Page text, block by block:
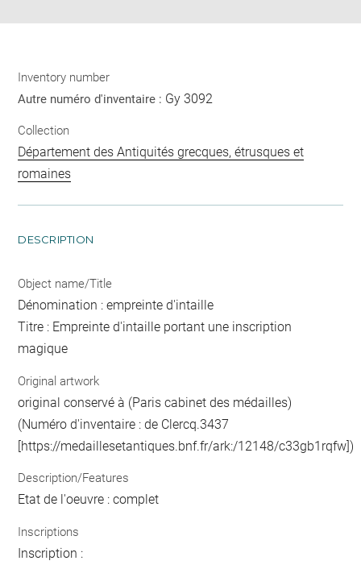
Inventory number
Autre numéro d'inventaire : Gy 3092
Collection
Département des Antiquités grecques, étrusques et
romaines
DESCRIPTION
Object name/Title
Dénomination : empreinte d'intaille
Titre : Empreinte d'intaille portant une inscription
magique
Original artwork
original conservé à (Paris cabinet des médailles)
(Numéro d'inventaire : de Clercq.3437
[https://medaillesetantiques.bnf.fr/ark:/12148/c33gb1rqfw])
Description/Features
Etat de l'oeuvre : complet
Inscriptions
Inscription :